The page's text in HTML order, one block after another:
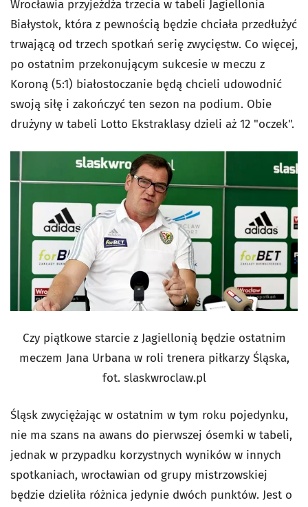
Wrocławia przyjeżdża trzecia w tabeli Jagiellonia
Białystok, która z pewnością będzie chciała przedłużyć
trwającą od trzech spotkań serię zwycięstw. Co więcej,
po ostatnim przekonującym sukcesie w meczu z
Koroną (5:1) białostoczanie będą chcieli udowodnić
swoją siłę i zakończyć ten sezon na podium. Obie
drużyny w tabeli Lotto Ekstraklasy dzieli aż 12 "oczek".
Czy piątkowe starcie z Jagiellonią będzie ostatnim
meczem Jana Urbana w roli trenera piłkarzy Śląska,
fot. slaskwroclaw.pl
Śląsk zwyciężając w ostatnim w tym roku pojedynku,
nie ma szans na awans do pierwszej ósemki w tabeli,
jednak w przypadku korzystnych wyników w innych
spotkaniach, wrocławian od grupy mistrzowskiej
będzie dzieliła różnica jedynie dwóch punktów. Jest o